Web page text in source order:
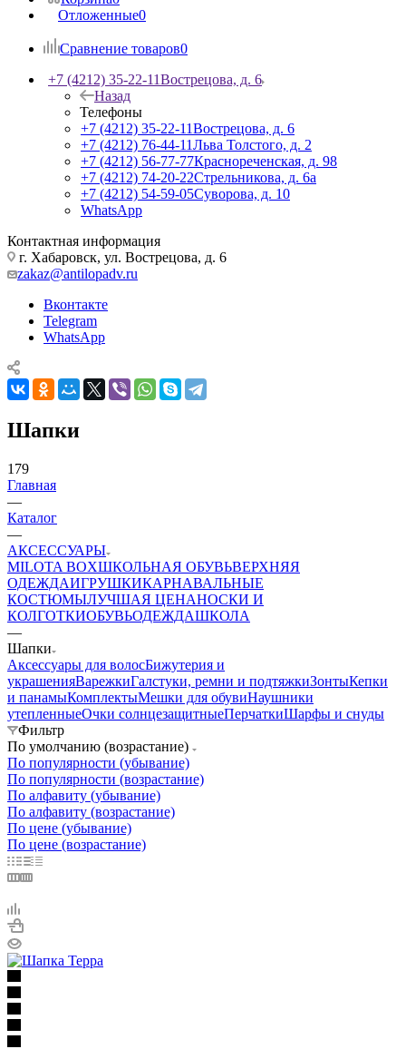
Отложенные0
Сравнение товаров0
+7 (4212) 35-22-11Вострецова, д. 6
Назад
Телефоны
+7 (4212) 35-22-11Вострецова, д. 6
+7 (4212) 76-44-11Льва Толстого, д. 2
+7 (4212) 56-77-77Краснореченская, д. 98
+7 (4212) 74-20-22Стрельникова, д. 6а
+7 (4212) 54-59-05Суворова, д. 10
WhatsApp
Контактная информация
г. Хабаровск, ул. Вострецова, д. 6
zakaz@antilopadv.ru
Вконтакте
Telegram
WhatsApp
Шапки
179
Главная
—
Каталог
—
АКСЕССУАРЫ
MILOTA BOXШКОЛЬНАЯ ОБУВЬВЕРХНЯЯ
ОДЕЖДАИГРУШКИКАРНАВАЛЬНЫЕ
КОСТЮМЫЛУЧШАЯ ЦЕНАНОСКИ И
КОЛГОТКИОБУВЬОДЕЖДАШКОЛА
—
Шапки
Аксессуары для волосБижутерия и
украшенияВарежкиГалстуки, ремни и подтяжкиЗонтыКепки
и панамыКомплектыМешки для обувиНаушники
утепленныеОчки солнцезащитныеПерчаткиШарфы и снуды
Фильтр
По умолчанию (возрастание)
По популярности (убывание)
По популярности (возрастание)
По алфавиту (убывание)
По алфавиту (возрастание)
По цене (убывание)
По цене (возрастание)